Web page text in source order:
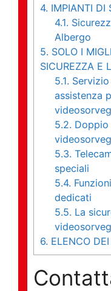
4. IMPIANTI DI
4.1.
Albergo
5. SOLO I
SICUREZZA E
5.1.
assistenza
5.2. Doppio
5.3.
speciali
5.4.
dedicati
5.5. La
6. ELENCO